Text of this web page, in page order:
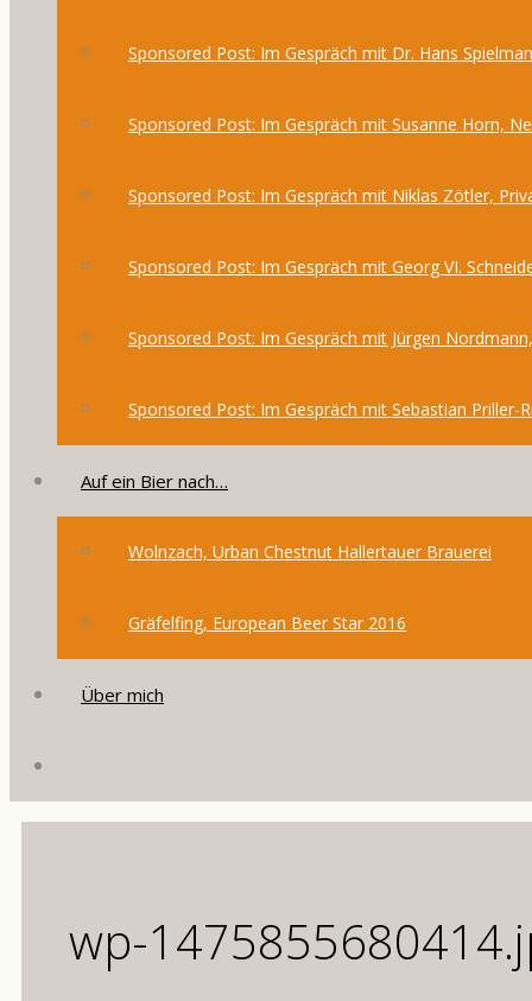
Sponsored Post: Im Gespräch mit Dr. Hans
Sponsored Post: Im Gespräch mit Susanne Horn,
Sponsored Post: Im Gespräch mit Niklas Zötler,
Sponsored Post: Im Gespräch mit Georg VI.
Sponsored Post: Im Gespräch mit Jürgen
Sponsored Post: Im Gespräch mit Sebastian Priller-
Auf ein Bier nach…
Wolnzach, Urban Chestnut Hallertauer Brauerei
Gräfelfing, European Beer Star 2016
Über mich
wp-